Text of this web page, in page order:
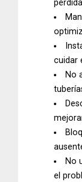
cuidar
No
No
el